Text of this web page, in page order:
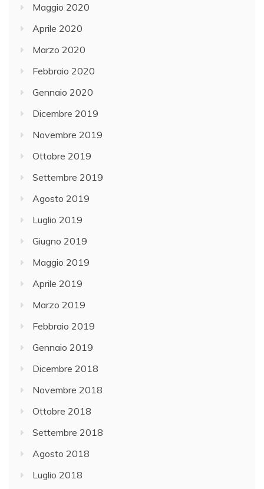
Maggio 2020
Aprile 2020
Marzo 2020
Febbraio 2020
Gennaio 2020
Dicembre 2019
Novembre 2019
Ottobre 2019
Settembre 2019
Agosto 2019
Luglio 2019
Giugno 2019
Maggio 2019
Aprile 2019
Marzo 2019
Febbraio 2019
Gennaio 2019
Dicembre 2018
Novembre 2018
Ottobre 2018
Settembre 2018
Agosto 2018
Luglio 2018